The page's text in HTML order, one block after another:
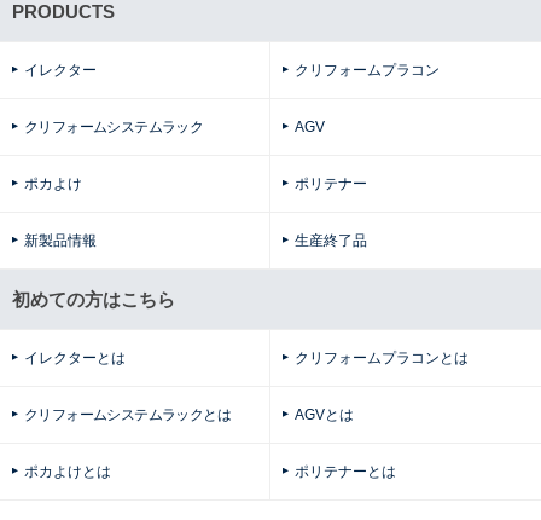
PRODUCTS
イレクター クリフォームプラコン
クリフォームシステムラック AGV
ポカよけ ポリテナー
新製品情報 生産終了品
初めての方はこちら
イレクターとは クリフォームプラコンとは
クリフォームシステムラックとは AGVとは
ポカよけとは ポリテナーとは